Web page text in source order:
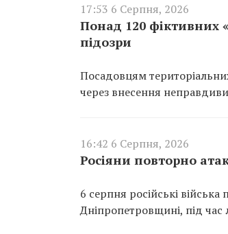
17:53 6 Серпня, 2026
Понад 120 фіктивних
підозри
Посадовцям
через внесення
16:42 6 Серпня, 2026
Росіяни повторно
6 серпня російські
Дніпропетровщині, під час